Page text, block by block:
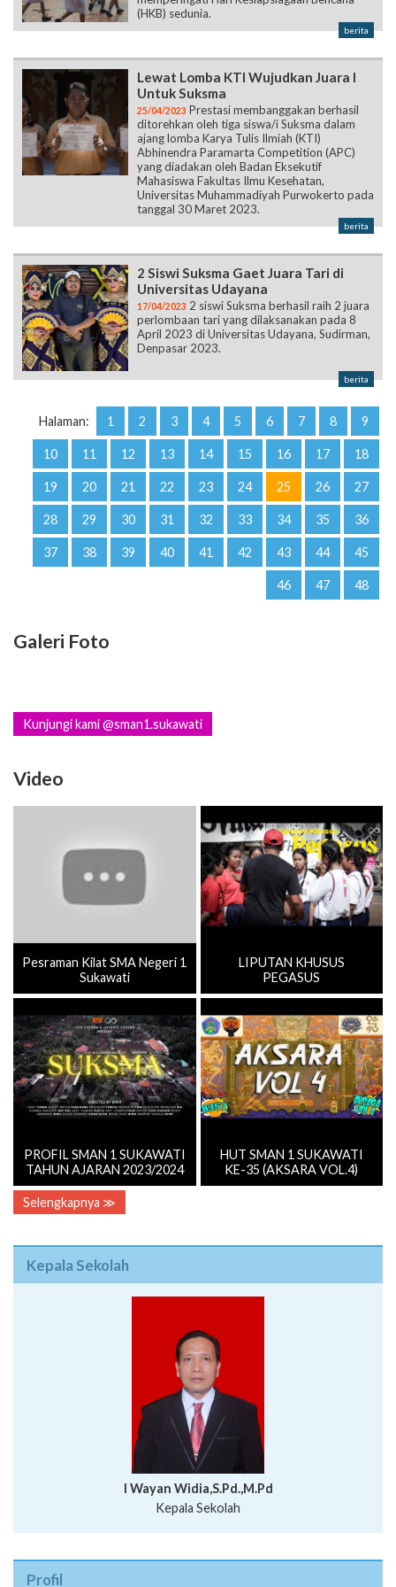
(HKB) sedunia.
berita
Lewat Lomba KTI Wujudkan Juara I
Untuk Suksma
25/04/2023 Prestasi membanggakan berhasil
ditorehkan oleh tiga siswa/i Suksma dalam
ajang lomba Karya Tulis Ilmiah (KTI)
Abhinendra Paramarta Competition (APC)
yang diadakan oleh Badan Eksekutif
Mahasiswa Fakultas Ilmu Kesehatan,
Universitas Muhammadiyah Purwokerto pada
tanggal 30 Maret 2023.
berita
2 Siswi Suksma Gaet Juara Tari di
Universitas Udayana
17/04/2023 2 siswi Suksma berhasil raih 2 juara
perlombaan tari yang dilaksanakan pada 8
April 2023 di Universitas Udayana, Sudirman,
Denpasar 2023.
berita
Halaman: 1 2 3 4 5 6 7 8 9
10 11 12 13 14 15 16 17 18
19 20 21 22 23 24 25 26 27
28 29 30 31 32 33 34 35 36
37 38 39 40 41 42 43 44 45
46 47 48
Galeri Foto
Kunjungi kami @sman1.sukawati
Video
Pesraman Kilat SMA Negeri 1
Sukawati
LIPUTAN KHUSUS
PEGASUS
PROFIL SMAN 1 SUKAWATI
TAHUN AJARAN 2023/2024
HUT SMAN 1 SUKAWATI
KE-35 (AKSARA VOL.4)
Selengkapnya ≫
Kepala Sekolah
I Wayan Widia,S.Pd.,M.Pd
Kepala Sekolah
Profil